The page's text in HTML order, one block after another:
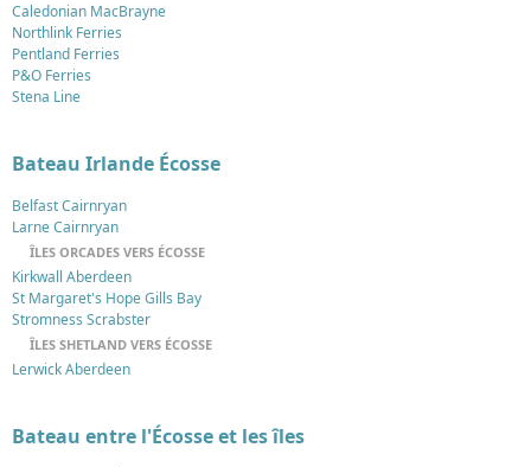
Caledonian MacBrayne
Northlink Ferries
Pentland Ferries
P&O Ferries
Stena Line
Bateau Irlande Écosse
Belfast Cairnryan
Larne Cairnryan
ÎLES ORCADES VERS ÉCOSSE
Kirkwall Aberdeen
St Margaret's Hope Gills Bay
Stromness Scrabster
ÎLES SHETLAND VERS ÉCOSSE
Lerwick Aberdeen
Bateau entre l'Écosse et les îles